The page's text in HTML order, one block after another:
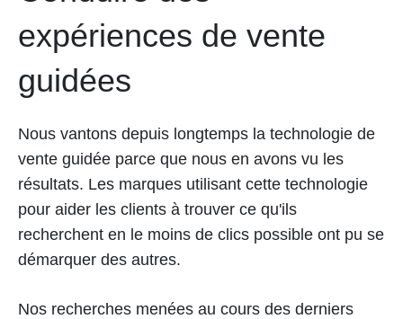
expériences de vente
guidées
Nous vantons depuis longtemps la technologie de
vente guidée parce que nous en avons vu les
résultats. Les marques utilisant cette technologie
pour aider les clients à trouver ce qu'ils
recherchent en le moins de clics possible ont pu se
démarquer des autres.
Nos recherches menées au cours des derniers